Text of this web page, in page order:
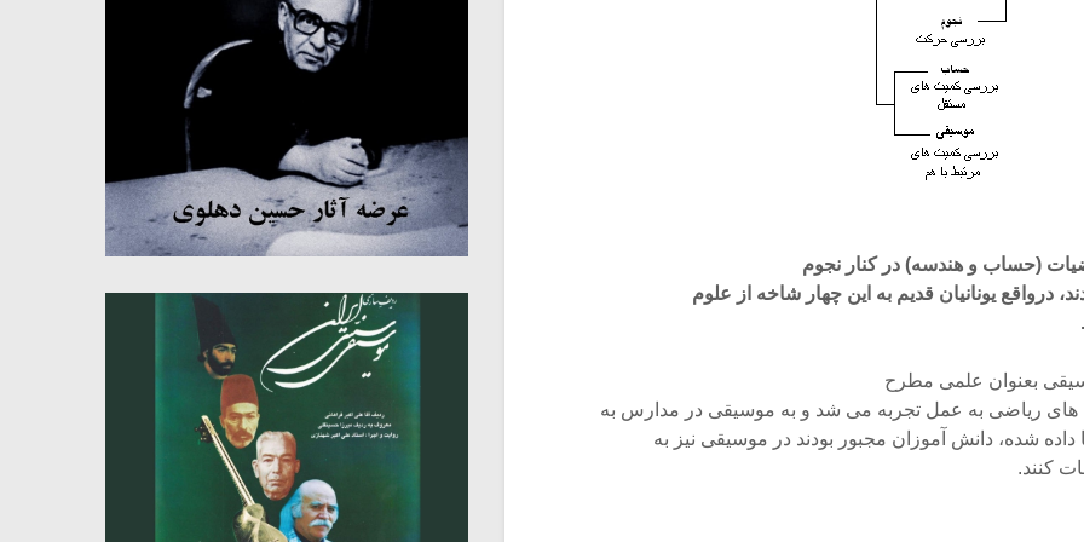
(حساب و هندسه) در کنار نجوم
درواقع یونانیان قدیم به این چهار شاخه از علوم
بعنوان علمی مطرح
ریاضی به عمل تجربه می شد و به موسیقی در مدارس به
شده، دانش آموزان مجبور بودند در موسیقی نیز به
کنند.
میکلوش روژا